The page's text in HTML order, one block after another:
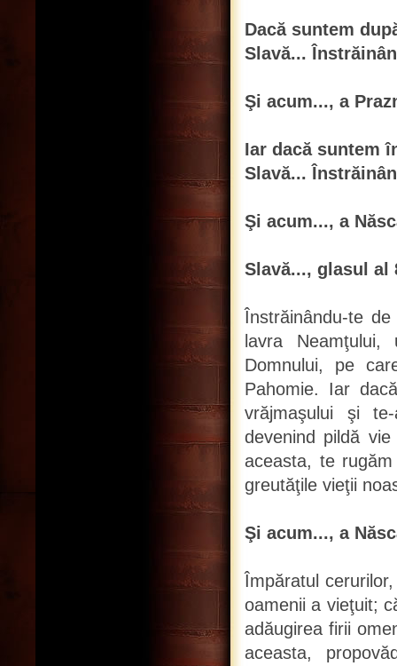
Dacă suntem
Slavă...
Şi acum..., a
Iar dacă suntem
Slavă...
Şi acum..., a
Slavă..., glasul al
Înstrăinându-te
lavra
Domnului, pe
Pahomie. Iar
vrăjmaşului şi
devenind pildă
aceasta, te
greutăţile vieţii
Şi acum..., a
Împăratul
oamenii a vieţuit;
adăugirea firii
aceasta,